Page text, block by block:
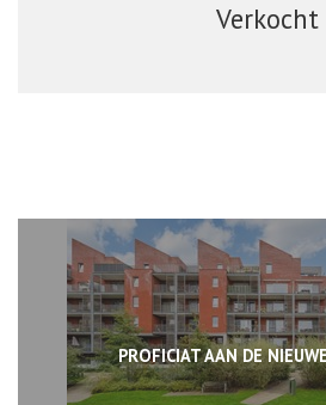
Verkocht
PROFICIAT AAN DE